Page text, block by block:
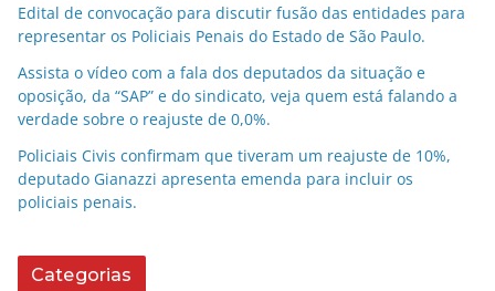
Edital de convocação para discutir fusão das entidades para
representar os Policiais Penais do Estado de São Paulo.
Assista o vídeo com a fala dos deputados da situação e
oposição, da “SAP” e do sindicato, veja quem está falando a
verdade sobre o reajuste de 0,0%.
Policiais Civis confirmam que tiveram um reajuste de 10%,
deputado Gianazzi apresenta emenda para incluir os
policiais penais.
Categorias